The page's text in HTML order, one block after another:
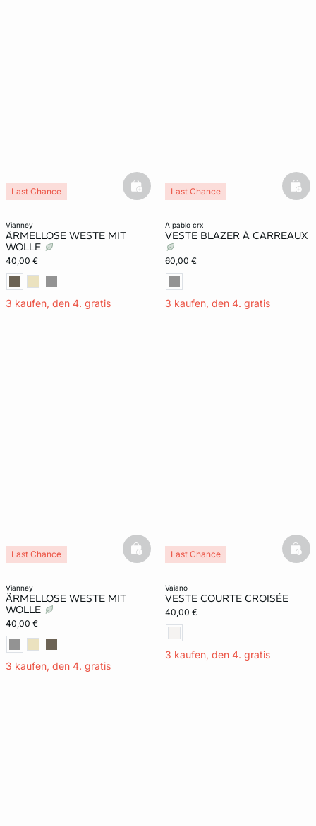
vianney
ÄRMELLOSE WESTE MIT
WOLLE
40,00 €
3 kaufen, den 4. gratis
Last Chance basketfull
a pablo crx
VESTE BLAZER À CARREAUX
60,00 €
3 kaufen, den 4. gratis
Last Chance
vianney
ÄRMELLOSE WESTE MIT
WOLLE
40,00 €
3 kaufen, den 4. gratis
Last Chance basketfull
vaiano
VESTE COURTE CROISÉE
40,00 €
3 kaufen, den 4. gratis
Last Chance